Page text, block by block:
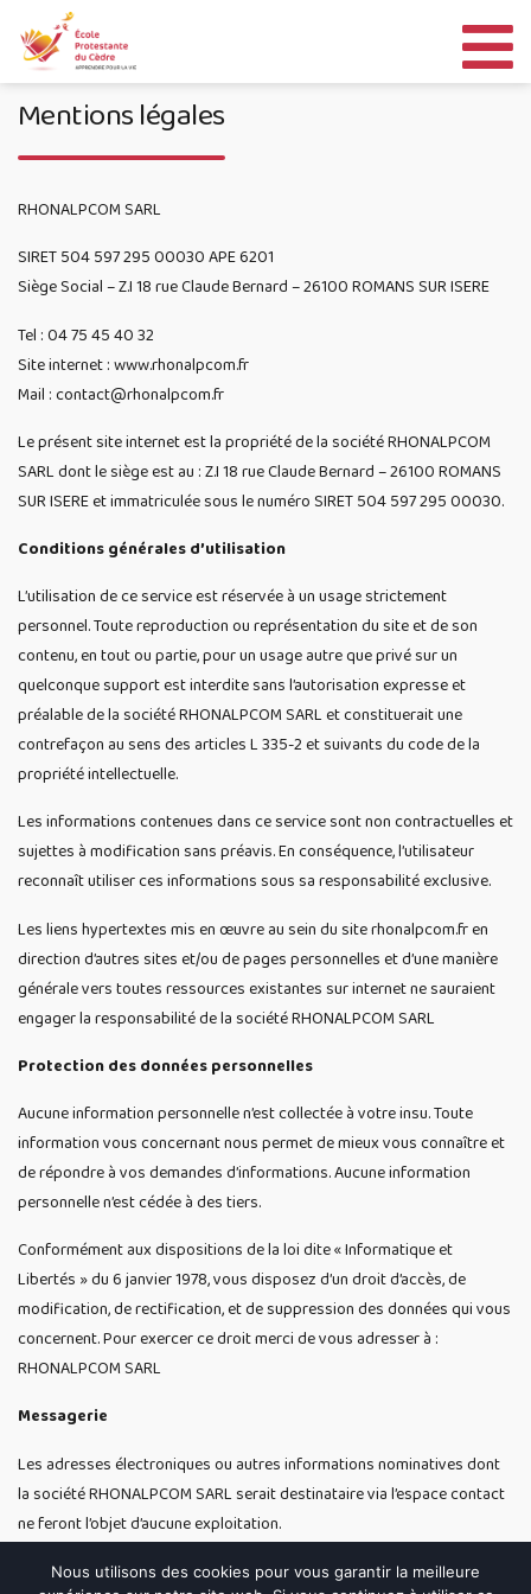
au
contenu
Mentions légales
RHONALPCOM SARL
SIRET 504 597 295 00030 APE 6201
Siège Social – Z.I 18 rue Claude Bernard – 26100 ROMANS SUR ISERE
Tel : 04 75 45 40 32
Site internet : www.rhonalpcom.fr
Mail : contact@rhonalpcom.fr
Le présent site internet est la propriété de la société RHONALPCOM
SARL dont le siège est au : Z.I 18 rue Claude Bernard – 26100 ROMANS
SUR ISERE et immatriculée sous le numéro SIRET 504 597 295 00030.
Conditions générales d’utilisation
L’utilisation de ce service est réservée à un usage strictement
personnel. Toute reproduction ou représentation du site et de son
contenu, en tout ou partie, pour un usage autre que privé sur un
quelconque support est interdite sans l’autorisation expresse et
préalable de la société RHONALPCOM SARL et constituerait une
contrefaçon au sens des articles L 335-2 et suivants du code de la
propriété intellectuelle.
Les informations contenues dans ce service sont non contractuelles et
sujettes à modification sans préavis. En conséquence, l’utilisateur
reconnaît utiliser ces informations sous sa responsabilité exclusive.
Les liens hypertextes mis en œuvre au sein du site rhonalpcom.fr en
direction d’autres sites et/ou de pages personnelles et d’une manière
générale vers toutes ressources existantes sur internet ne sauraient
engager la responsabilité de la société RHONALPCOM SARL
Protection des données personnelles
Aucune information personnelle n’est collectée à votre insu. Toute
information vous concernant nous permet de mieux vous connaître et
de répondre à vos demandes d’informations. Aucune information
personnelle n’est cédée à des tiers.
Conformément aux dispositions de la loi dite « Informatique et
Libertés » du 6 janvier 1978, vous disposez d’un droit d’accès, de
modification, de rectification, et de suppression des données qui vous
concernent. Pour exercer ce droit merci de vous adresser à :
RHONALPCOM SARL
Messagerie
Les adresses électroniques ou autres informations nominatives dont
la société RHONALPCOM SARL serait destinataire via l’espace contact
ne feront l’objet d’aucune exploitation.
Nous utilisons des cookies pour vous garantir la meilleure